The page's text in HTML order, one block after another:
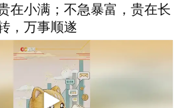
在小满；不急暴富，贵在长
，万事顺遂